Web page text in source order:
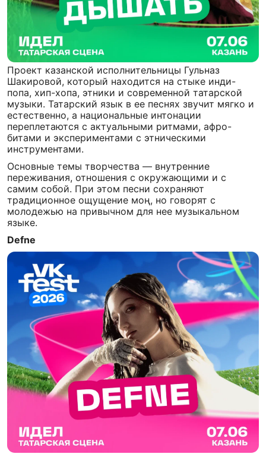
Проект казанской исполнительницы Гульназ
Шакировой, который находится на стыке инди-
попа, хип-хопа, этники и современной татарской
музыки. Татарский язык в ее песнях звучит мягко и
естественно, а национальные интонации
переплетаются с актуальными ритмами, афро-
битами и экспериментами с этническими
инструментами.
Основные темы творчества — внутренние
переживания, отношения с окружающими и с
самим собой. При этом песни сохраняют
традиционное ощущение моң, но говорят с
молодежью на привычном для нее музыкальном
языке.
Defne